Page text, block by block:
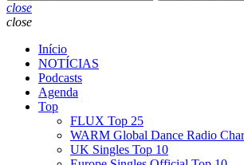
close
close
Início
NOTÍCIAS
Podcasts
Agenda
Top
FLUX Top 25
WARM Global Dance Radio
UK Singles Top 10